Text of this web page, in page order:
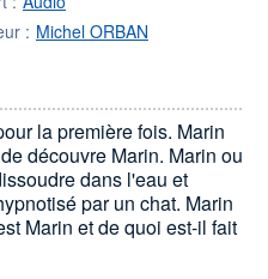
: Michel ORBAN
la première fois. Marin
découvre Marin. Marin ou
dans l'eau et
par un chat. Marin
Marin et de quoi est-il fait